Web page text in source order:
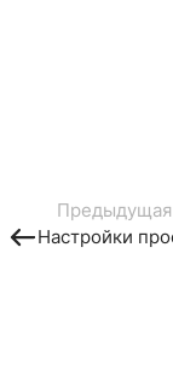
Предыдущая
Настройки